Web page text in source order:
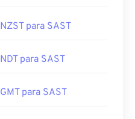
NZST para SAST
NDT para SAST
GMT para SAST